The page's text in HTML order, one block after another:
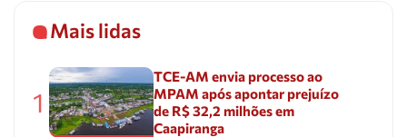
Mais lidas
1
TCE-AM envia processo ao
MPAM após apontar prejuízo
de R$ 32,2 milhões em
Caapiranga